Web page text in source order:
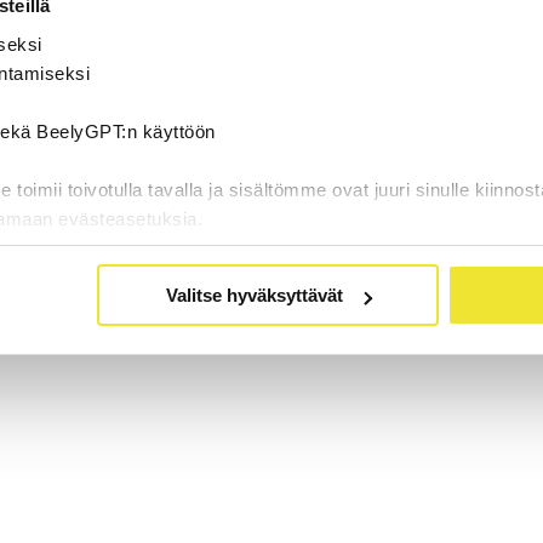
BeelyGPT:n käyttöön
toimii toivotulla tavalla ja sisältömme ovat juuri sinulle
evästeasetuksia.
Valitse hyväksyttävät